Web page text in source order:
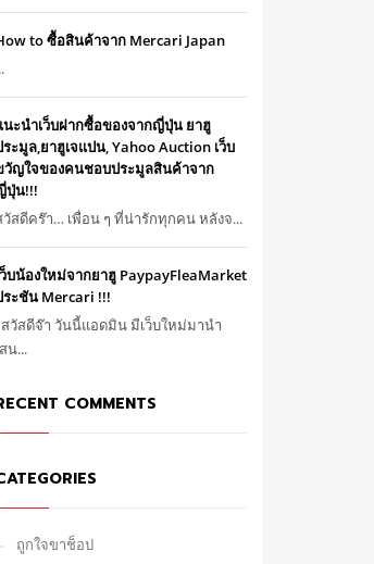
to ซื้อสินค้าจาก Mercari Japan
นะนำเว็บฝากซื้อของจากญี่ปุ่น ยาฮู
ะมูล,ยาฮูเจแปน, Yahoo Auction เว็บ
วัญใจของคนชอบประมูลสินค้าจาก
ปุ่น!!!
วัสดีคร๊า… เพื่อน ๆ ที่น่ารักทุกคน หลังจ...
ว็บน้องใหม่จากยาฮู PaypayFleaMarket
ระชัน Mercari !!!
สวัสดีจ๊า วันนี้แอดมิน มีเว็บใหม่มานำ
น...
COMMENTS
ถูกใจขาช็อป